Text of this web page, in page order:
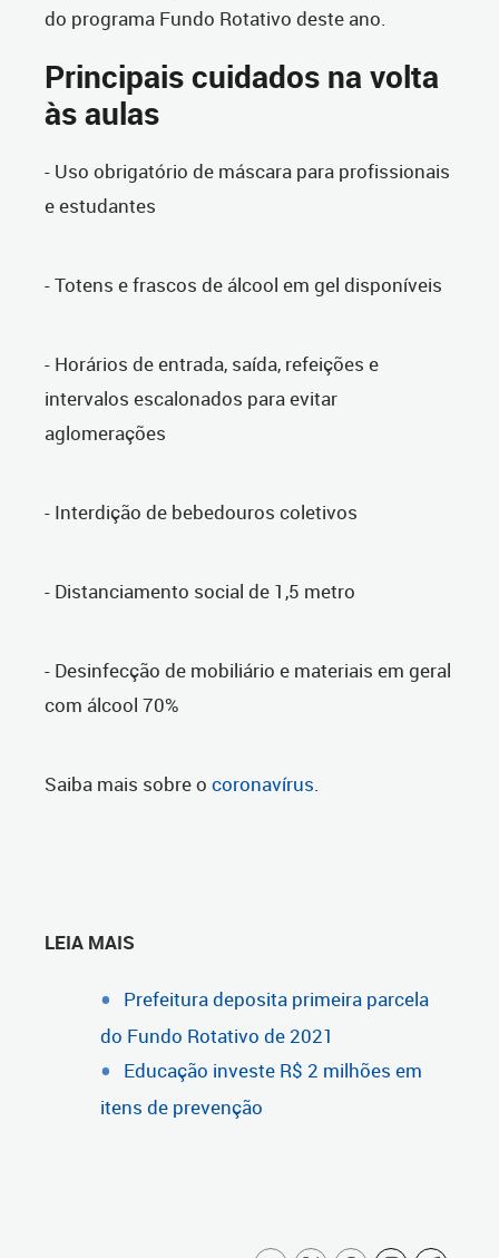
do programa Fundo Rotativo deste ano.
Principais cuidados na volta
às aulas
- Uso obrigatório de máscara para profissionais
e estudantes
- Totens e frascos de álcool em gel disponíveis
- Horários de entrada, saída, refeições e
intervalos escalonados para evitar
aglomerações
- Interdição de bebedouros coletivos
- Distanciamento social de 1,5 metro
- Desinfecção de mobiliário e materiais em geral
com álcool 70%
Saiba mais sobre o coronavírus.
LEIA MAIS
Prefeitura deposita primeira parcela
do Fundo Rotativo de 2021
Educação investe R$ 2 milhões em
itens de prevenção